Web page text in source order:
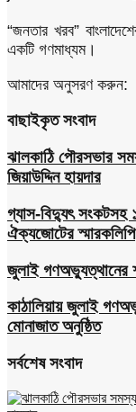
“জনতার খরব”
একটি গণমাধ্যম।
আমাদের অনুসরণ করুন:
বাছাইকৃত সংবাদ
ঝালকাঠি পৌরসভার
জিয়াউদ্দিন হায়দার
গ্যাস-বিদ্যুৎ সংকটসহ
ঐক্যজোটের স্মারকলিপি
জুলাই গণঅভ্যুত্থানের
কাঠালিয়ায় জুলাই
মোনাজাত অনুষ্ঠিত
সর্বশেষ সংবাদ